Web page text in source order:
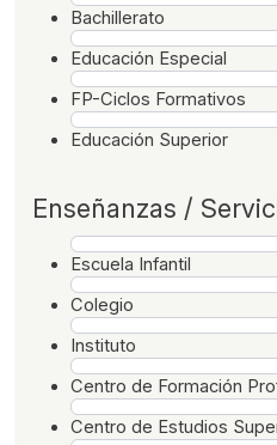
Bachillerato
Educación Especial
FP-Ciclos Formativos
Educación Superior
Enseñanzas /
Escuela Infantil
Colegio
Instituto
Centro de Formación
Centro de Estudios